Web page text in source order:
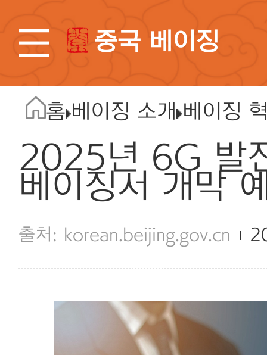
중국 베이징
홈 베이징 소개 베이징
2025년 6G 발
베이징서 개막
korean.beijing.gov.cn